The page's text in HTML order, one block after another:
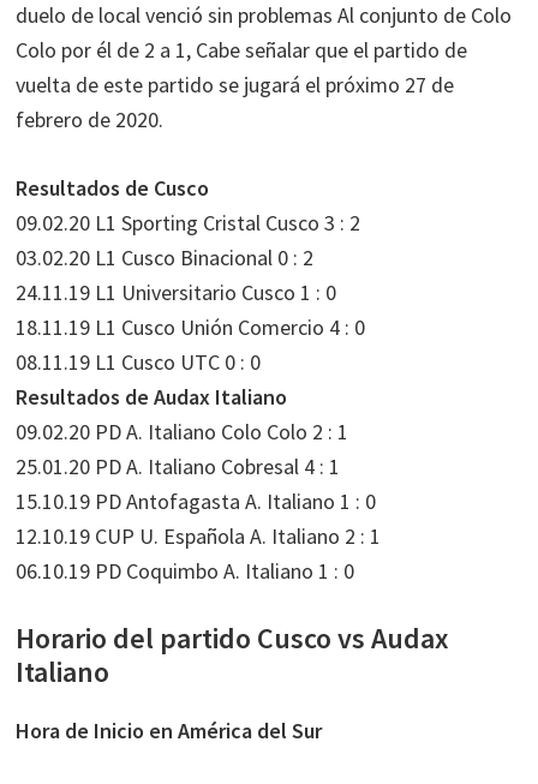
duelo de local venció sin problemas Al conjunto de Colo
Colo por él de 2 a 1, Cabe señalar que el partido de
vuelta de este partido se jugará el próximo 27 de
febrero de 2020.
Resultados de Cusco
09.02.20 L1 Sporting Cristal Cusco 3 : 2
03.02.20 L1 Cusco Binacional 0 : 2
24.11.19 L1 Universitario Cusco 1 : 0
18.11.19 L1 Cusco Unión Comercio 4 : 0
08.11.19 L1 Cusco UTC 0 : 0
Resultados de Audax Italiano
09.02.20 PD A. Italiano Colo Colo 2 : 1
25.01.20 PD A. Italiano Cobresal 4 : 1
15.10.19 PD Antofagasta A. Italiano 1 : 0
12.10.19 CUP U. Española A. Italiano 2 : 1
06.10.19 PD Coquimbo A. Italiano 1 : 0
Horario del partido Cusco vs Audax
Italiano
Hora de Inicio en América del Sur